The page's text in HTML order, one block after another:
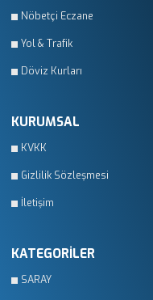
Nöbetçi Eczane
Yol & Trafik
Döviz Kurları
KURUMSAL
KVKK
Gizlilik Sözleşmesi
İletişim
KATEGORİLER
SARAY